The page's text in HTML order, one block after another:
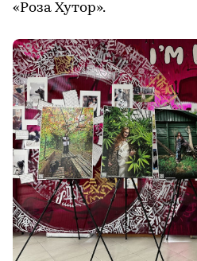
«Роза Хутор».